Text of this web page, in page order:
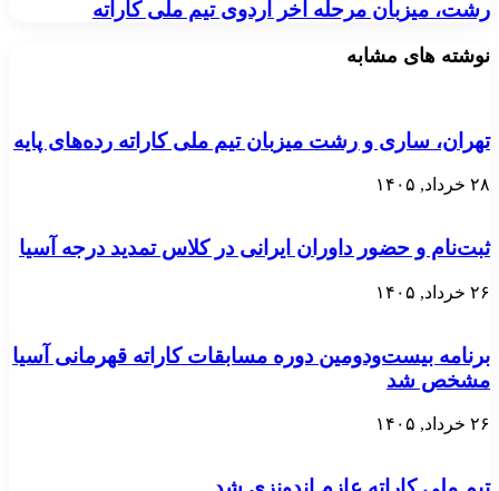
رشت، میزبان مرحله آخر اردوی تیم ملی کاراته
نوشته های مشابه
تهران، ساری و رشت میزبان تیم ملی کاراته رده‌های پایه
۲۸ خرداد, ۱۴۰۵
ثبت‌نام و حضور داوران ایرانی در کلاس تمدید درجه آسیا
۲۶ خرداد, ۱۴۰۵
برنامه بیست‌ودومین دوره مسابقات کاراته قهرمانی آسیا
مشخص شد
۲۶ خرداد, ۱۴۰۵